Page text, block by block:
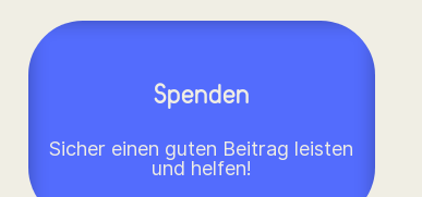
Spenden
Sicher einen guten Beitrag leisten
und helfen!